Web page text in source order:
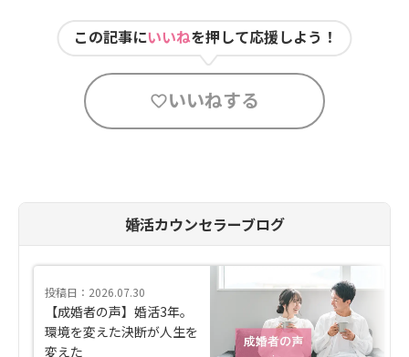
この記事にいいねを押して応援しよう！
いいねする
婚活カウンセラーブログ
投稿日：2026.07.30
【成婚者の声】婚活3年。
環境を変えた決断が人生を
変えた